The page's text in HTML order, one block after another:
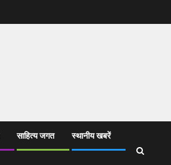
साहित्य जगत स्थानीय खबरें